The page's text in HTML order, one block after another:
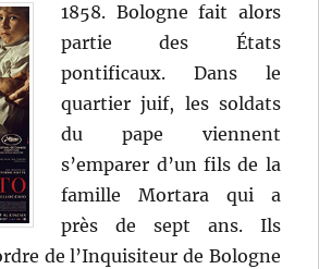
1858. Bologne fait alors
partie des États
pontificaux. Dans le
quartier juif, les soldats
du pape viennent
s’emparer d’un fils de la
famille Mortara qui a
près de sept ans. Ils
de l’Inquisiteur de Bologne